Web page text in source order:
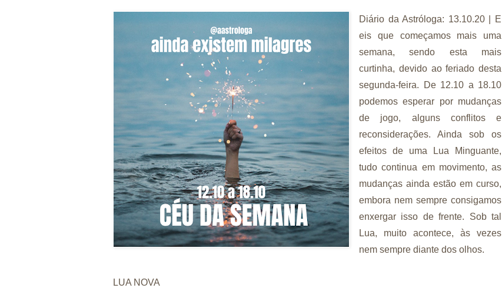
Diário da Astróloga: 13.10.20 | E
eis que começamos mais uma
semana, sendo esta mais
curtinha, devido ao feriado desta
segunda-feira. De 12.10 a 18.10
podemos esperar por mudanças
de jogo, alguns conflitos e
reconsiderações. Ainda sob os
efeitos de uma Lua Minguante,
tudo continua em movimento, as
mudanças ainda estão em curso,
embora nem sempre consigamos
enxergar isso de frente. Sob tal
Lua, muito acontece, às vezes
nem sempre diante dos olhos.
LUA NOVA